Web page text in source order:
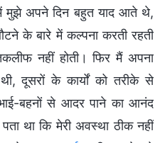
मुझे अपने दिन बहुत याद आते थे,
के बारे में कल्पना करती रहती
नहीं होती। फिर मैं अपना
दूसरों के कार्यों को तरीके से
बहनों से आदर पाने का आनंद
था कि मेरी अवस्था ठीक नहीं